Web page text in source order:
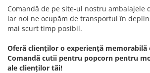
Comandă de pe site-ul nostru ambalajele
iar noi ne ocupăm de transportul în
mai scurt timp posibil.
Oferă clienților o experiență memorabilă
Comandă cutii pentru popcorn pentru
ale clienților tăi!